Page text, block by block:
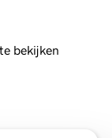
bekijken